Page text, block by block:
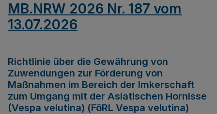
MB.NRW 2026 Nr. 187 vom
13.07.2026
Richtlinie über die Gewährung von
Zuwendungen zur Förderung von
Maßnahmen im Bereich der Imkerschaft
zum Umgang mit der Asiatischen Hornisse
(Vespa velutina) (FöRL Vespa velutina)